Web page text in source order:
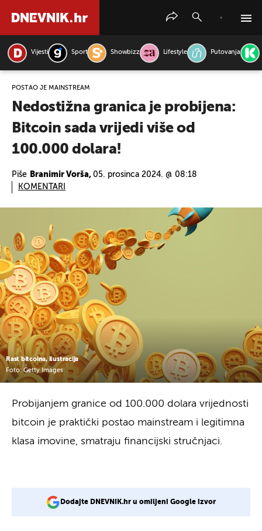
Vijesti Sport Showbizz Lifestyle Putovanja
POSTAO JE MAINSTREAM
Nedostižna granica je probijena:
Bitcoin sada vrijedi više od
100.000 dolara!
Piše Branimir Vorša, 05. prosinca 2024. @ 08:18
KOMENTARI
Rast bitcoina, ilustracija
Foto: Getty Images
Probijanjem granice od 100.000 dolara vrijednosti
bitcoin je praktički postao mainstream i legitimna
klasa imovine, smatraju financijski stručnjaci.
Dodajte DNEVNIK.hr u omiljeni Google izvor
PRETRAŽITE VIJESTI